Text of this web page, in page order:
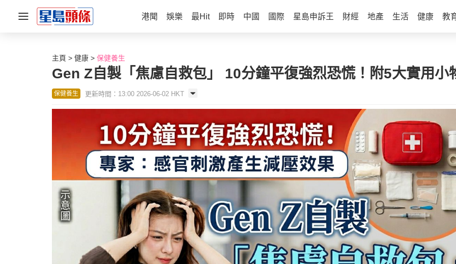
港聞 娛樂 最Hit 即時 中國 國際 星島申訴王 財經 地產 生活 健康 教
主頁 健康 保健養生
Gen Z自製「焦慮自救包」 10分鐘平復強烈恐慌！附5大實用小
保健養生 更新時間：13:00 2026-06-02 HKT